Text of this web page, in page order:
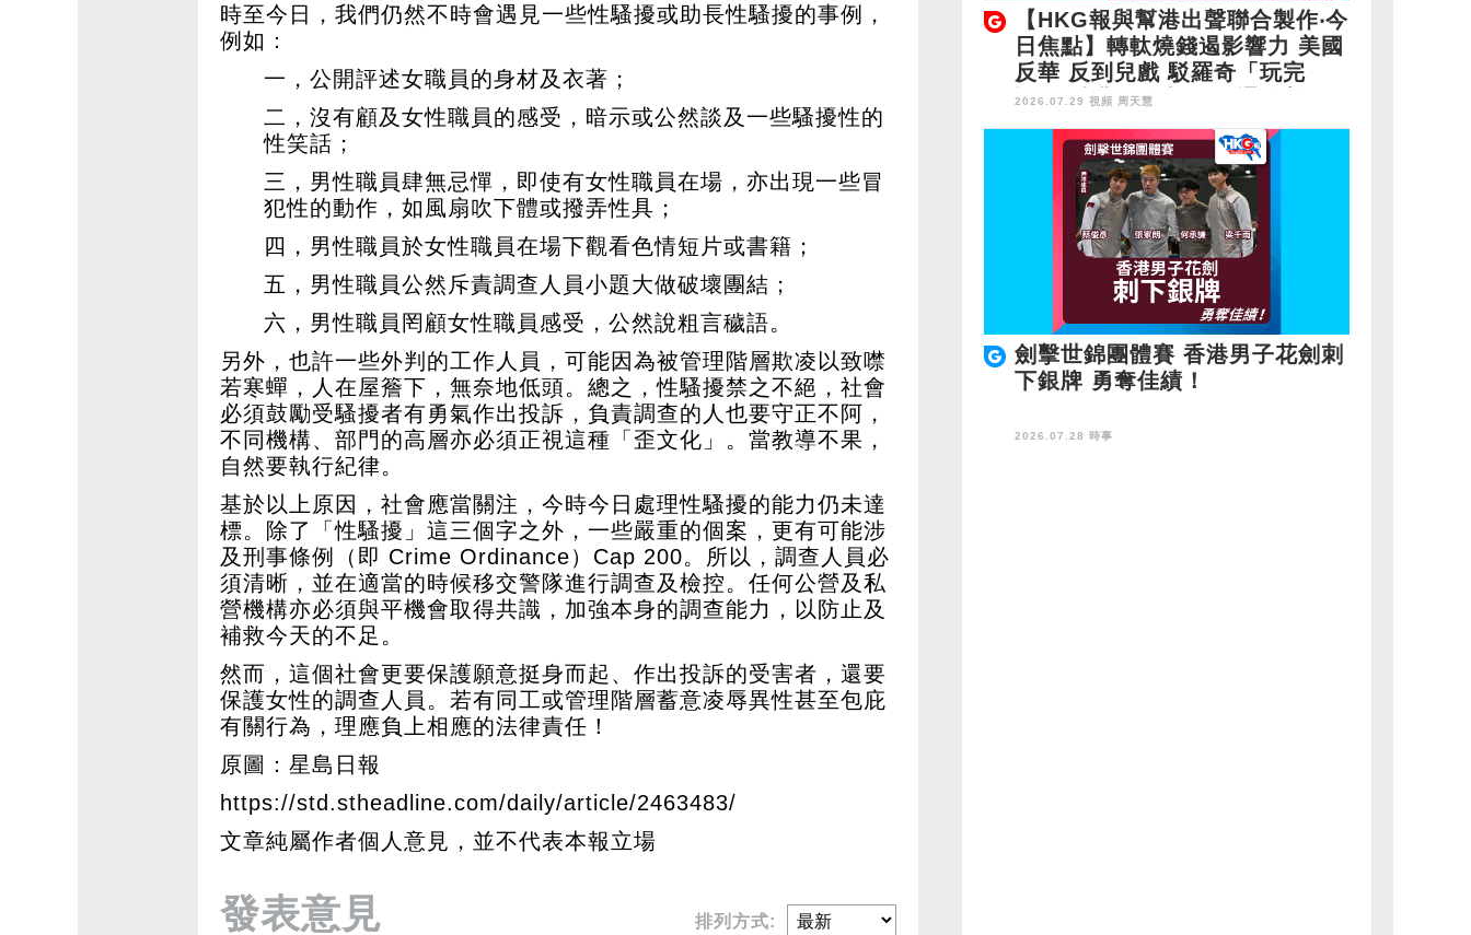
時至今日，我們仍然不時會遇見一些性騷擾或助長性騷擾的事例，
例如：
一，公開評述女職員的身材及衣著；
二，沒有顧及女性職員的感受，暗示或公然談及一些騷擾性的
性笑話；
三，男性職員肆無忌憚，即使有女性職員在場，亦出現一些冒
犯性的動作，如風扇吹下體或撥弄性具；
四，男性職員於女性職員在場下觀看色情短片或書籍；
五，男性職員公然斥責調查人員小題大做破壞團結；
六，男性職員罔顧女性職員感受，公然說粗言穢語。
另外，也許一些外判的工作人員，可能因為被管理階層欺凌以致噤
若寒蟬，人在屋簷下，無奈地低頭。總之，性騷擾禁之不絕，社會
必須鼓勵受騷擾者有勇氣作出投訴，負責調查的人也要守正不阿，
不同機構、部門的高層亦必須正視這種「歪文化」。當教導不果，
自然要執行紀律。
基於以上原因，社會應當關注，今時今日處理性騷擾的能力仍未達
標。除了「性騷擾」這三個字之外，一些嚴重的個案，更有可能涉
及刑事條例（即 Crime Ordinance）Cap 200。所以，調查人員必
須清晰，並在適當的時候移交警隊進行調查及檢控。任何公營及私
營機構亦必須與平機會取得共識，加強本身的調查能力，以防止及
補救今天的不足。
然而，這個社會更要保護願意挺身而起、作出投訴的受害者，還要
保護女性的調查人員。若有同工或管理階層蓄意凌辱異性甚至包庇
有關行為，理應負上相應的法律責任！
原圖：星島日報
https://std.stheadline.com/daily/article/2463483/
文章純屬作者個人意見，並不代表本報立場
發表意見 排列方式:
【HKG報與幫港出聲聯合製作‧今
日焦點】轉軚燒錢遏影響力 美國
反華 反到兒戲 駁羅奇「玩完
論」 香港唔靠中國 唔通靠美
國？
2026.07.29 視頻 周天慧
劍擊世錦團體賽 香港男子花劍刺
下銀牌 勇奪佳績！
2026.07.28 時事